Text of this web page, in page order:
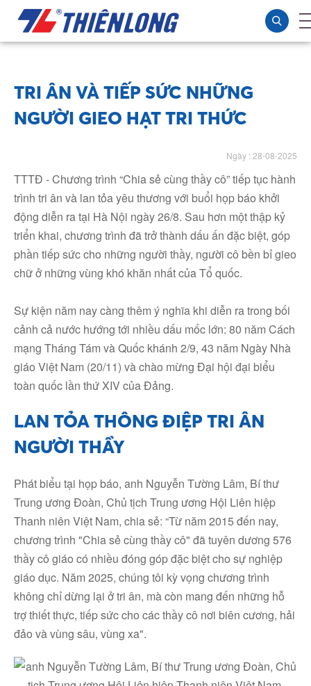
TRI ÂN VÀ TIẾP SỨC NHỮNG
NGƯỜI GIEO HẠT TRI THỨC
Ngày : 28-08-2025
TTTĐ - Chương trình “Chia sẻ cùng thầy cô” tiếp tục hành
trình tri ân và lan tỏa yêu thương với buổi họp báo khởi
động diễn ra tại Hà Nội ngày 26/8. Sau hơn một thập kỷ
triển khai, chương trình đã trở thành dấu ấn đặc biệt, góp
phần tiếp sức cho những người thầy, người cô bền bỉ gieo
chữ ở những vùng khó khăn nhất của Tổ quốc.
Sự kiện năm nay càng thêm ý nghĩa khi diễn ra trong bối
cảnh cả nước hướng tới nhiều dấu mốc lớn: 80 năm Cách
mạng Tháng Tám và Quốc khánh 2/9, 43 năm Ngày Nhà
giáo Việt Nam (20/11) và chào mừng Đại hội đại biểu
toàn quốc lần thứ XIV của Đảng.
LAN TỎA THÔNG ĐIỆP TRI ÂN
NGƯỜI THẦY
Phát biểu tại họp báo, anh Nguyễn Tường Lâm, Bí thư
Trung ương Đoàn, Chủ tịch Trung ương Hội Liên hiệp
Thanh niên Việt Nam, chia sẻ: “Từ năm 2015 đến nay,
chương trình "Chia sẻ cùng thầy cô" đã tuyên dương 576
thầy cô giáo có nhiều đóng góp đặc biệt cho sự nghiệp
giáo dục. Năm 2025, chúng tôi kỳ vọng chương trình
không chỉ dừng lại ở tri ân, mà còn mang đến những hỗ
trợ thiết thực, tiếp sức cho các thầy cô nơi biên cương, hải
đảo và vùng sâu, vùng xa".